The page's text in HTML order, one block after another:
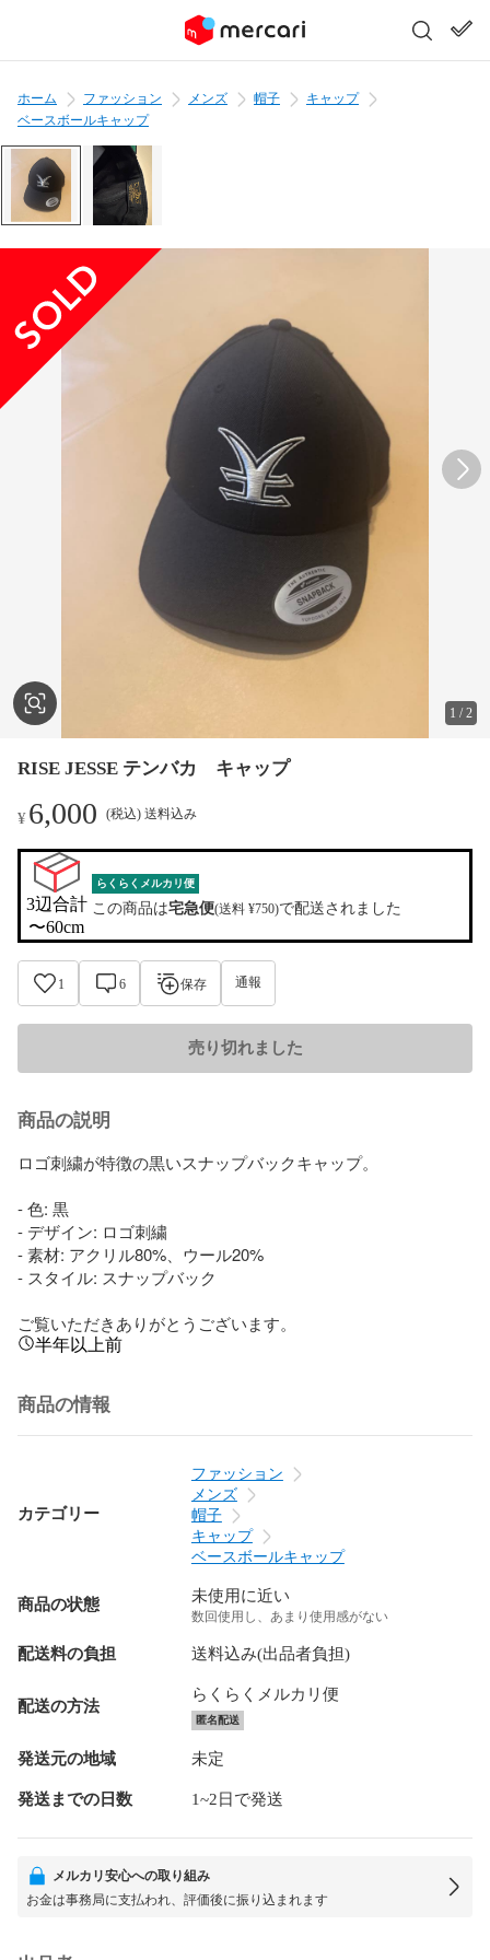
ホーム ファッション メンズ 帽子
キャップ
ベースボールキャップ
1 /2
RISE JESSE テンバカ キャップ
¥6,000 (税込) 送料込み
3辺合計
〜60cm
らくらくメルカリ便
この商品は宅急便(送料 ¥750)で配送されました
1 6 保存 通報
売り切れました
商品の説明
ロゴ刺繍が特徴の黒いスナップバックキャップ。
- 色: 黒
- デザイン: ロゴ刺繍
- 素材: アクリル80%、ウール20%
- スタイル: スナップバック
ご覧いただきありがとうございます。
半年以上前
商品の情報
カテゴリー
ファッション
メンズ
帽子
キャップ
ベースボールキャップ
商品の状態 未使用に近い
数回使用し、あまり使用感がない
配送料の負担 送料込み(出品者負担)
配送の方法
らくらくメルカリ便
匿名配送
発送元の地域 未定
発送までの日数 1~2日で発送
メルカリ安心への取り組み
お金は事務局に支払われ、評価後に振り込まれます